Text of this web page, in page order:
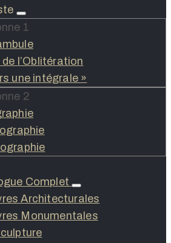
1
de l’Oblitération
une intégrale »
2
Complet
Architecturales
Monumentales